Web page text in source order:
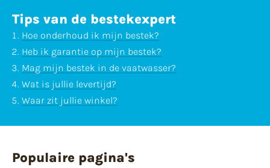
Tips van de bestekexpert
Hoe onderhoud ik mijn bestek?
Heb ik garantie op mijn bestek?
Mag mijn bestek in de vaatwasser?
Wat is jullie levertijd?
Waar zit jullie winkel?
Populaire pagina's